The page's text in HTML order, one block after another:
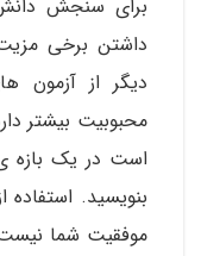
برای سنجش
داشتن برخی
دیگر از آزمون
محبوبیت بیشتر
است در یک بازه
بنویسید.
موفقیت شما